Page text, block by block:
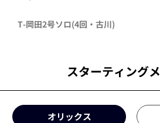
T-岡田2号ソロ(4回・ 古川)
スターティング
オリックス